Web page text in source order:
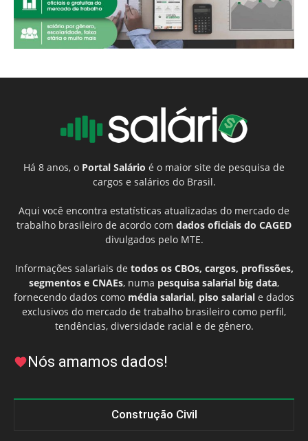
Há 8 anos, o Portal Salário é o maior site de pesquisa de
cargos e salários do Brasil.
Aqui você encontra estatísticas atualizadas do mercado de
trabalho brasileiro de acordo com dados oficiais do CAGED
divulgados pelo MTE.
Informações salariais de todos os CBOs, cargos, profissões,
segmentos e CNAEs, numa pesquisa salarial big data,
fornecendo dados como média salarial, piso salarial e dados
exclusivos do mercado de trabalho brasileiro como perfil,
tendências, diversidade racial e de gênero.
Nós amamos dados!
Construção Civil